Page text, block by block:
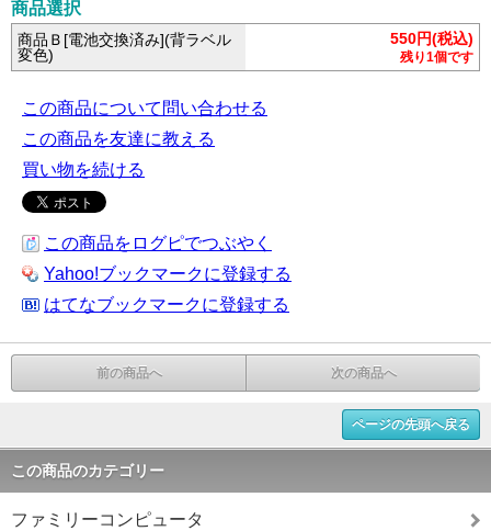
商品選択
商品Ｂ[電池交換済み](背ラベル
変色)
550円(税込)
残り1個です
この商品について問い合わせる
この商品を友達に教える
買い物を続ける
この商品をログピでつぶやく
Yahoo!ブックマークに登録する
はてなブックマークに登録する
前の商品へ 次の商品へ
ページの先頭へ戻る
この商品のカテゴリー
ファミリーコンピュータ